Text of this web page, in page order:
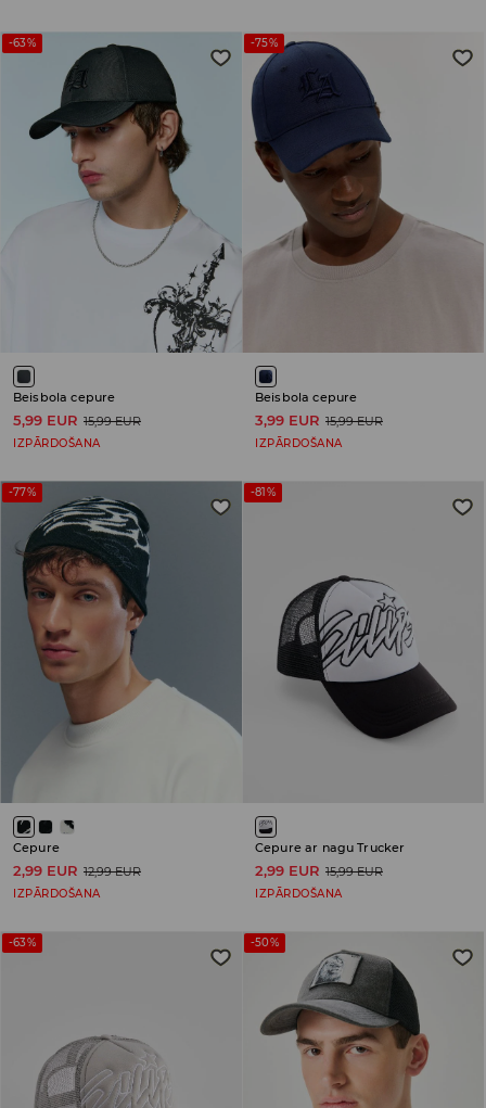
-63%
Beisbola cepure
5,99 EUR 15,99 EUR
IZPĀRDOŠANA
-75%
Beisbola cepure
3,99 EUR 15,99 EUR
IZPĀRDOŠANA
-77%
Cepure
2,99 EUR 12,99 EUR
IZPĀRDOŠANA
-81%
Cepure ar nagu Trucker
2,99 EUR 15,99 EUR
IZPĀRDOŠANA
-63% -50%